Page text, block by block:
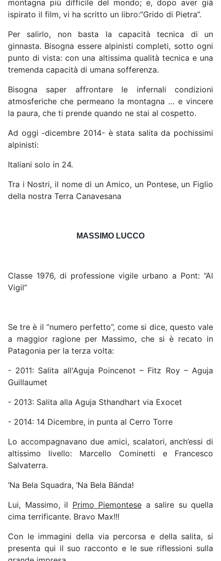
montagna più difficile del mondo; e, dopo aver già
ispirato il film, vi ha scritto un libro:”Grido di Pietra”.
Per salirlo, non basta la capacità tecnica di un
ginnasta. Bisogna essere alpinisti completi, sotto ogni
punto di vista: con una altissima qualità tecnica e una
tremenda capacità di umana sofferenza.
Bisogna saper affrontare le infernali condizioni
atmosferiche che permeano la montagna … e vincere
la paura, che ti prende quando ne stai al cospetto.
Ad oggi -dicembre 2014- è stata salita da pochissimi
alpinisti:
Italiani solo in 24.
Tra i Nostri, il nome di un Amico, un Pontese, un Figlio
della nostra Terra Canavesana
MASSIMO LUCCO
Classe 1976, di professione vigile urbano a Pont: “Al
Vigil”
Se tre è il “numero perfetto”, come si dice, questo vale
a maggior ragione per Massimo, che si è recato in
Patagonia per la terza volta:
- 2011: Salita all'Aguja Poincenot – Fitz Roy – Aguja
Guillaumet
- 2013: Salita alla Aguja Sthandhart via Exocet
- 2014: 14 Dicembre, in punta al Cerro Torre
Lo accompagnavano due amici, scalatori, anch’essi di
altissimo livello: Marcello Cominetti e Francesco
Salvaterra.
‘Na Bela Squadra, ‘Na Bela Bända!
Lui, Massimo, il Primo Piemontese a salire su quella
cima terrificante. Bravo Max!!!
Con le immagini della via percorsa e della salita, si
presenta qui il suo racconto e le sue riflessioni sulla